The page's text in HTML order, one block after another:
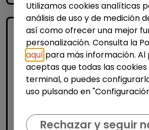
Operario/a industrial de
Utilizamos cookies analíticas
análisis de uso y de medición
así como ofrecer una mejor
personalización. Consulta la
aquí para más información. Al
aceptas que todas las
terminal, o puedes
uso pulsando en
Rechazar y seguir